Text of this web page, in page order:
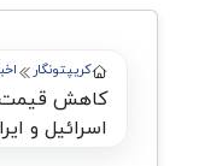
کریپتونگار
کاهش قیمت
اسرائیل و